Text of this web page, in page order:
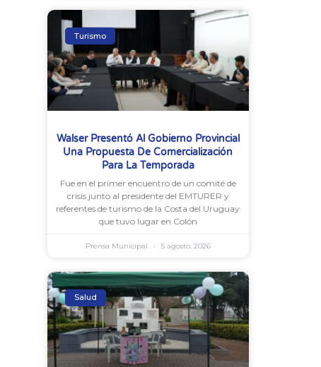
Turismo
Walser Presentó Al Gobierno Provincial
Una Propuesta De Comercialización
Para La Temporada
Fue en el primer encuentro de un comité de
crisis junto al presidente del EMTURER y
referentes de turismo de la Costa del Uruguay
que tuvo lugar en Colón
Prensa Municipal 5 agosto, 2026
Salud